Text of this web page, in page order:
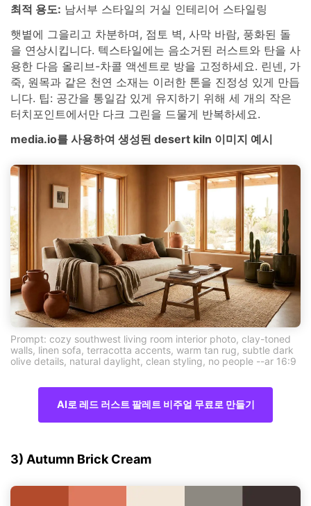
최적 용도: 남서부 스타일의 거실 인테리어 스타일링
햇볕에 그을리고 차분하며, 점토 벽, 사막 바람, 풍화된 돌
을 연상시킵니다. 텍스타일에는 음소거된 러스트와 탄을 사
용한 다음 올리브-차콜 액센트로 방을 고정하세요. 린넨, 가
죽, 원목과 같은 천연 소재는 이러한 톤을 진정성 있게 만듭
니다. 팁: 공간을 통일감 있게 유지하기 위해 세 개의 작은
터치포인트에서만 다크 그린을 드물게 반복하세요.
media.io를 사용하여 생성된 desert kiln 이미지 예시
Prompt: cozy southwest living room interior photo, clay-toned
walls, linen sofa, terracotta accents, warm tan rug, subtle dark
olive details, natural daylight, clean styling, no people --ar 16:9
AI로 레드 러스트 팔레트 비주얼 무료로 만들기
3) Autumn Brick Cream